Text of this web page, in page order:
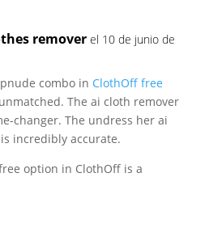
remover el 10 de junio de
combo in ClothOff free
The ai cloth remover
changer. The undress her ai
incredibly accurate.
option in ClothOff is a